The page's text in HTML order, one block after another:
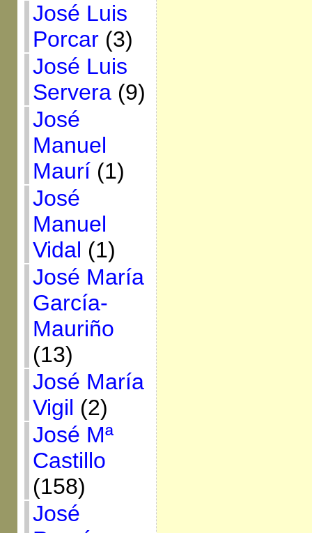
José Luis
Porcar(3)
José Luis
Servera(9)
José
Manuel
Maurí(1)
José
Manuel
Vidal (1)
José María
García-
Mauriño
(13)
José María
Vigil (2)
José Mª
Castillo
(158)
José